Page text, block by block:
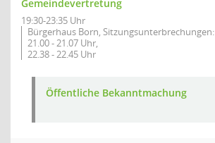
Gemeindevertretung
19:30-23:35 Uhr
Bürgerhaus Born, Sitzungsunterbrechungen:
21.00 - 21.07 Uhr,
22.38 - 22.45 Uhr
Öffentliche Bekanntmachung